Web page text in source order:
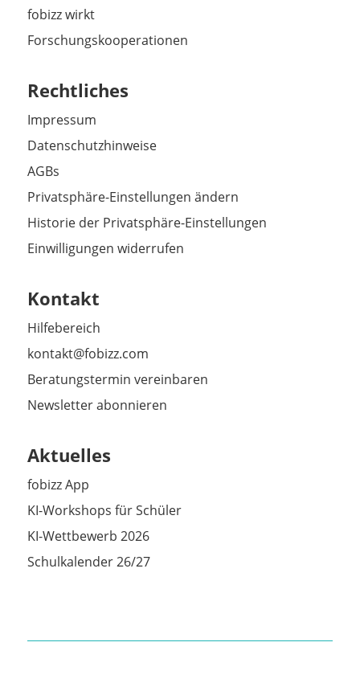
fobizz wirkt
Forschungskooperationen
Rechtliches
Impressum
Datenschutzhinweise
AGBs
Privatsphäre-Einstellungen ändern
Historie der Privatsphäre-Einstellungen
Einwilligungen widerrufen
Kontakt
Hilfebereich
kontakt@fobizz.com
Beratungstermin vereinbaren
Newsletter abonnieren
Aktuelles
fobizz App
KI-Workshops für Schüler
KI-Wettbewerb 2026
Schulkalender 26/27